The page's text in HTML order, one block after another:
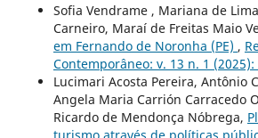
Sofia Vendrame , Mariana de
Carneiro, Maraí de Freitas Maio
em Fernando de Noronha (PE) ,
Contemporâneo: v. 13 n. 1 (2025):
Lucimari Acosta Pereira, Antônio
Angela Maria Carrión Carracedo
Ricardo de Mendonça Nóbrega,